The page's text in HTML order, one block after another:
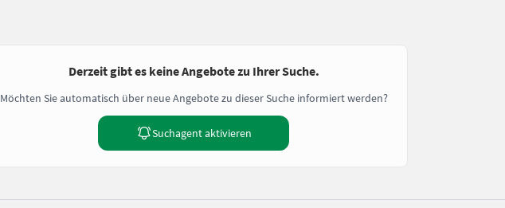
Derzeit gibt es keine Angebote zu Ihrer Suche.
Möchten Sie automatisch über neue Angebote zu dieser Suche informiert werden?
Suchagent aktivieren